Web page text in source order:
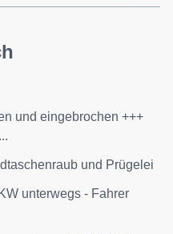
und eingebrochen +++
und Prügelei
unterwegs - Fahrer